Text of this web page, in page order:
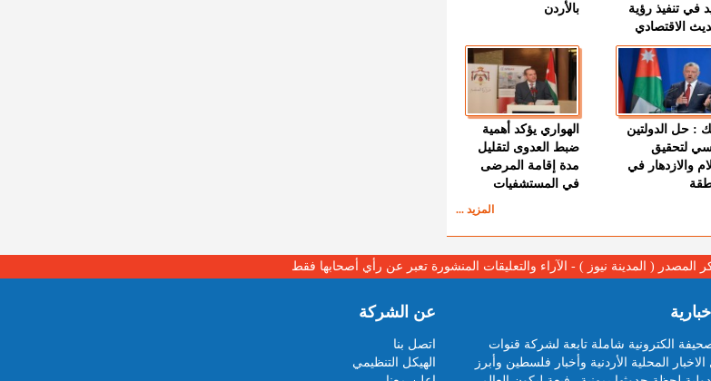
في تنفيذ رؤية
الاقتصادي
بالأردن
: حل الدولتين
لتحقيق
والازدهار في
الهواري يؤكد أهمية
ضبط العدوى لتقليل
مدة إقامة المرضى
في المستشفيات
المزيد ...
المصدر ( المدينة نيوز ) - الآراء والتعليقات المنشورة تعبر عن رأي أصحابها فقط
صحيفة الكترونية شاملة تابعة لشركة قنوات
الاخبار المحلية الأردنية وأخبار فلسطين وأبرز
عن الشركة
اتصل بنا
الهيكل التنظيمي